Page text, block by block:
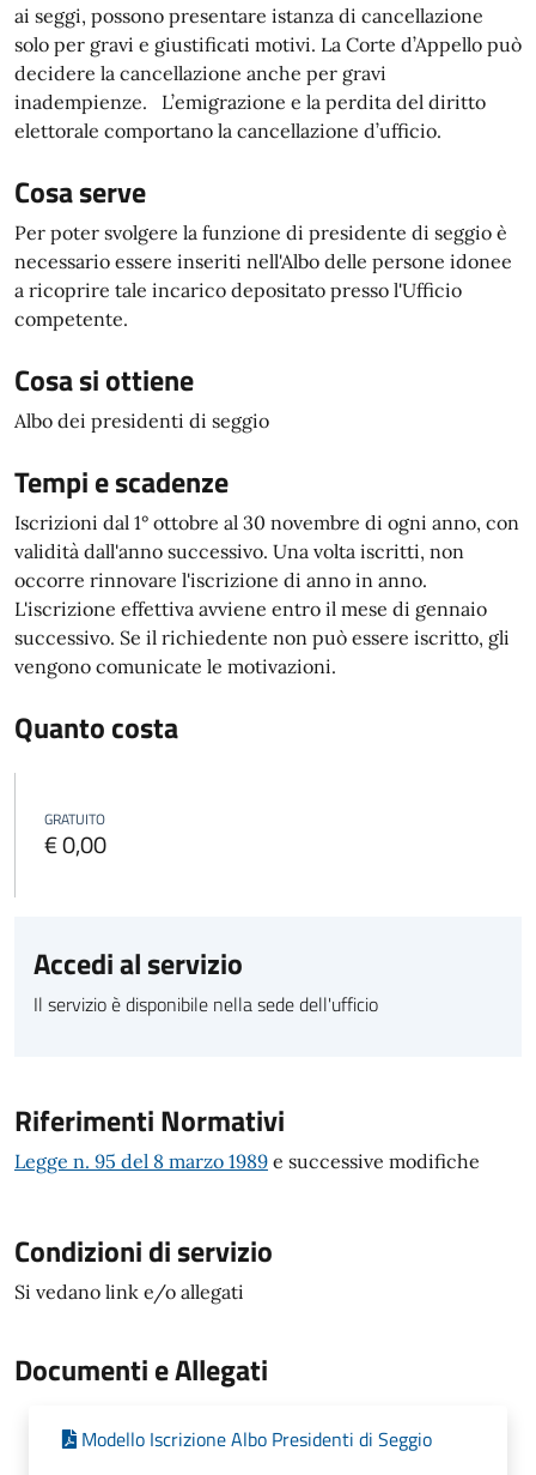
ai seggi, possono presentare istanza di cancellazione
solo per gravi e giustificati motivi. La Corte d’Appello può
decidere la cancellazione anche per gravi
inadempienze. L’emigrazione e la perdita del diritto
elettorale comportano la cancellazione d’ufficio.
Cosa serve
Per poter svolgere la funzione di presidente di seggio è
necessario essere inseriti nell'Albo delle persone idonee
a ricoprire tale incarico depositato presso l'Ufficio
competente.
Cosa si ottiene
Albo dei presidenti di seggio
Tempi e scadenze
Iscrizioni dal 1° ottobre al 30 novembre di ogni anno, con
validità dall'anno successivo. Una volta iscritti, non
occorre rinnovare l'iscrizione di anno in anno.
L'iscrizione effettiva avviene entro il mese di gennaio
successivo. Se il richiedente non può essere iscritto, gli
vengono comunicate le motivazioni.
Quanto costa
GRATUITO
€ 0,00
Accedi al servizio
Il servizio è disponibile nella sede dell'ufficio
Riferimenti Normativi
Legge n. 95 del 8 marzo 1989 e successive modifiche
Condizioni di servizio
Si vedano link e/o allegati
Documenti e Allegati
Modello Iscrizione Albo Presidenti di Seggio